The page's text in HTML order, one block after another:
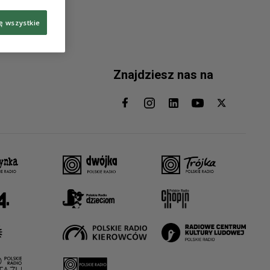
Znajdziesz nas na
wszystkie